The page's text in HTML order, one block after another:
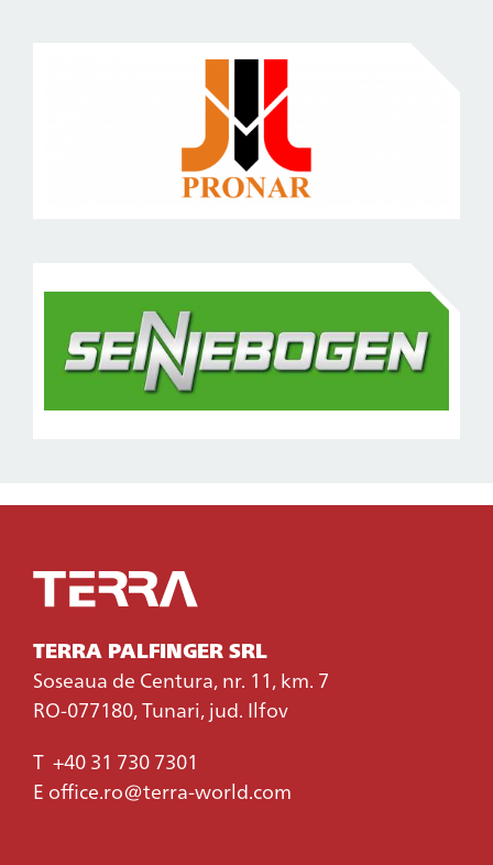
TERRA PALFINGER SRL
Soseaua de Centura, nr. 11, km. 7
RO-077180, Tunari, jud. Ilfov
T +40 31 730 7301
E office.ro@terra-world.com